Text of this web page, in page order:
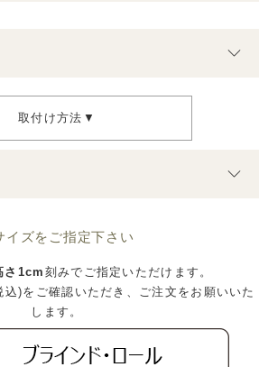
イズをご指定下さい
さ1cm 刻みでご指定いただけます。
)をご確認いただき、ご注文をお願いいた
します。
取付け方法▼